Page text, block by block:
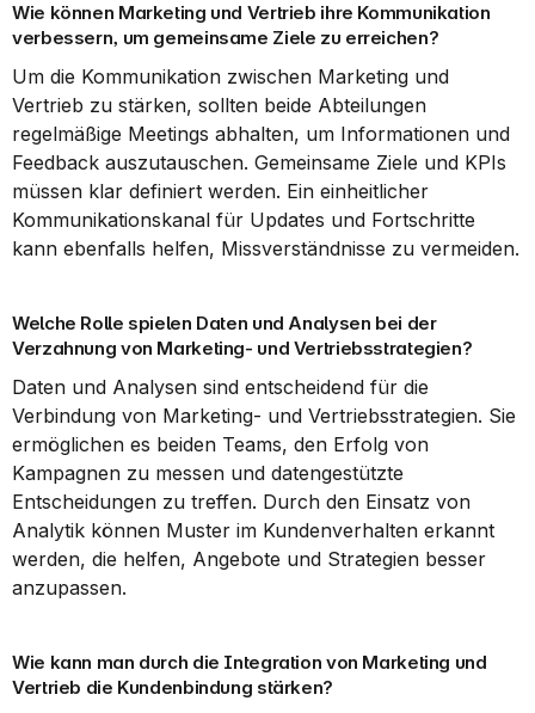
Wie können Marketing und Vertrieb ihre Kommunikation
verbessern, um gemeinsame Ziele zu erreichen?
Um die Kommunikation zwischen Marketing und
Vertrieb zu stärken, sollten beide Abteilungen
regelmäßige Meetings abhalten, um Informationen und
Feedback auszutauschen. Gemeinsame Ziele und KPIs
müssen klar definiert werden. Ein einheitlicher
Kommunikationskanal für Updates und Fortschritte
kann ebenfalls helfen, Missverständnisse zu vermeiden.
Welche Rolle spielen Daten und Analysen bei der
Verzahnung von Marketing- und Vertriebsstrategien?
Daten und Analysen sind entscheidend für die
Verbindung von Marketing- und Vertriebsstrategien. Sie
ermöglichen es beiden Teams, den Erfolg von
Kampagnen zu messen und datengestützte
Entscheidungen zu treffen. Durch den Einsatz von
Analytik können Muster im Kundenverhalten erkannt
werden, die helfen, Angebote und Strategien besser
anzupassen.
Wie kann man durch die Integration von Marketing und
Vertrieb die Kundenbindung stärken?